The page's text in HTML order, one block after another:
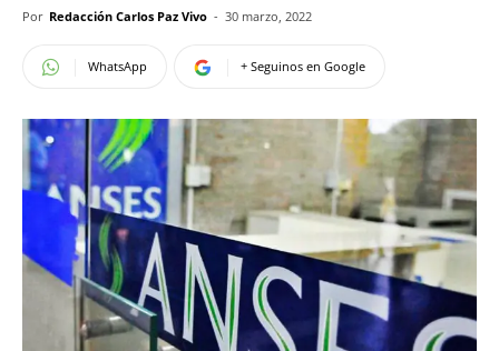
Por Redacción Carlos Paz Vivo - 30 marzo, 2022
WhatsApp + Seguinos en Google